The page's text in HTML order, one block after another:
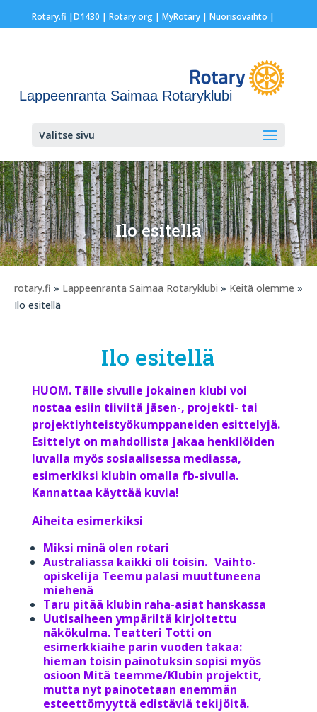
Rotary.fi |D1430 | Rotary.org| MyRotary | Nuorisovaihto |
Lappeenranta Saimaa Rotaryklubi
Valitse sivu
Ilo esitellä
rotary.fi » Lappeenranta Saimaa Rotaryklubi » Keitä olemme »
Ilo esitellä
Ilo esitellä
HUOM. Tälle sivulle jokainen klubi voi
nostaa esiin tiiviitä jäsen-, projekti- tai
projektiyhteistyökumppaneiden esittelyjä.
Esittelyt on mahdollista jakaa henkilöiden
luvalla myös sosiaalisessa mediassa,
esimerkiksi klubin omalla fb-sivulla.
Kannattaa käyttää kuvia!
Aiheita esimerkiksi
Miksi minä olen rotari
Australiassa kaikki oli toisin. Vaihto-
opiskelija Teemu palasi muuttuneena
miehenä
Taru pitää klubin raha-asiat hanskassa
Uutisaiheen ympäriltä kirjoitettu
näkökulma. Teatteri Totti on
esimerkkiaihe parin vuoden takaa:
hieman toisin painotuksin sopisi myös
osioon Mitä teemme/Klubin projektit,
mutta nyt painotetaan enemmän
esteettömyyttä edistäviä tekijöitä.